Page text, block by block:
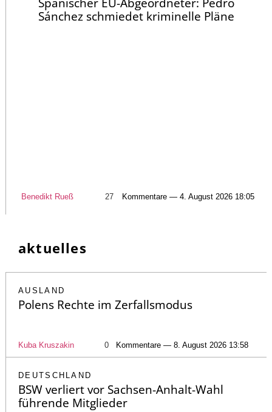
Spanischer EU-Abgeordneter: Pedro
Sánchez schmiedet kriminelle Pläne
Benedikt Rueß 27 Kommentare — 4. August 2026 18:05
aktuelles
AUSLAND
Polens Rechte im Zerfallsmodus
Kuba Kruszakin 0 Kommentare — 8. August 2026 13:58
DEUTSCHLAND
BSW verliert vor Sachsen-Anhalt-Wahl
führende Mitglieder